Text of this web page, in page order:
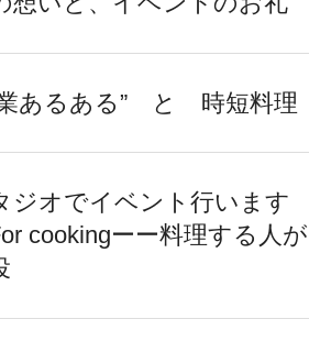
あるある” と 時短料理
ジオでイベント行います
cookingーー料理する人が